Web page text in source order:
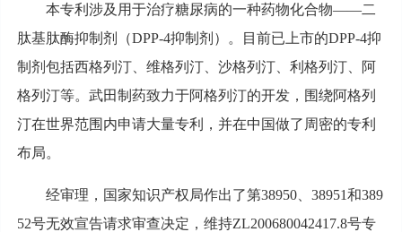
本专利涉及用于治疗糖尿病的一种药物化合物——二
肽基肽酶抑制剂（DPP-4抑制剂）。目前已上市的DPP-4抑
制剂包括西格列汀、维格列汀、沙格列汀、利格列汀、阿
格列汀等。武田制药致力于阿格列汀的开发，围绕阿格列
汀在世界范围内申请大量专利，并在中国做了周密的专利
布局。
经审理，国家知识产权局作出了第38950、38951和389
52号无效宣告请求审查决定，维持ZL200680042417.8号专